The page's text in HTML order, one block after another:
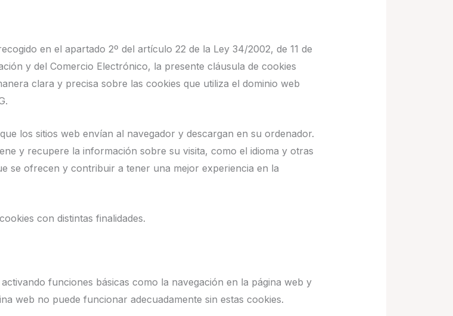
en el apartado 2º del artículo 22 de la Ley 34/2002, de 11 de
y del Comercio Electrónico, la presente cláusula de cookies
clara y precisa sobre las cookies que utiliza el dominio web
los sitios web envían al navegador y descargan en su ordenador.
y recupere la información sobre su visita, como el idioma y otras
se ofrecen y contribuir a tener una mejor experiencia en la
con distintas finalidades.
funciones básicas como la navegación en la página web y
web no puede funcionar adecuadamente sin estas cookies.